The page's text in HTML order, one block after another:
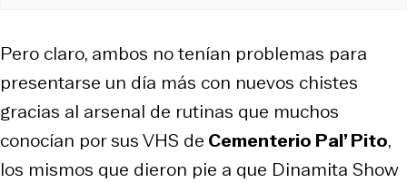
Pero claro, ambos no tenían problemas para
presentarse un día más con nuevos chistes
gracias al arsenal de rutinas que muchos
conocían por sus VHS de Cementerio Pal’ Pito,
los mismos que dieron pie a que Dinamita Show